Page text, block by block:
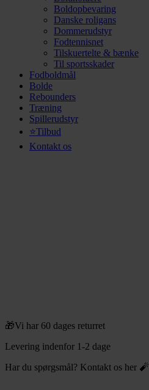
Boldopbevaring
Danske roligans
Dommerudstyr
Fodtennisnet
Tilskuertelte & bænke
Til sportsskader
Fodboldmål
Bolde
Rebounders
Træning
Spillerudstyr
⭐Tilbud
Kontakt os
🎁Vi har 60 dages returret
Levering indenfor 1-2 dage
Har du spørgsmål? Kontakt os her 🧨